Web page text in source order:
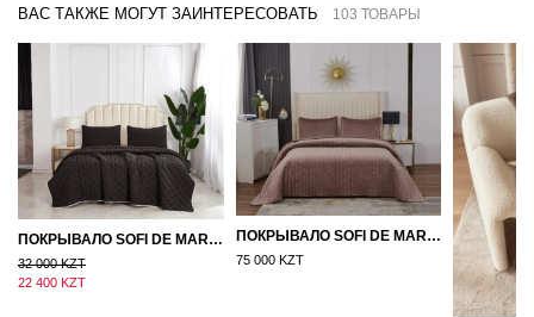
ВАС ТАКЖЕ МОГУТ ЗАИНТЕРЕСОВАТЬ 103 ТОВАРЫ
ПОКРЫВАЛО SOFI DE MARKO 160×220 БРОУДИ ЧЕРНО-БЕЖЕВОЕ
32 000 KZT
22 400 KZT
ПОКРЫВАЛО SOFI DE MARKO ВЕЛЮР 240×260 ФЕРДИНАНД (МОККО)
75 000 KZT